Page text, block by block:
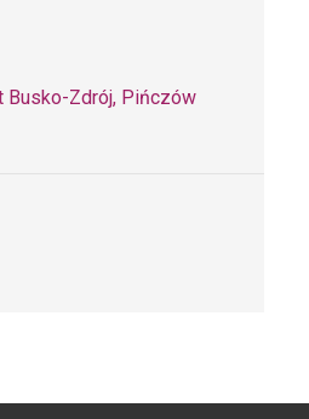
Busko-Zdrój, Pińczów